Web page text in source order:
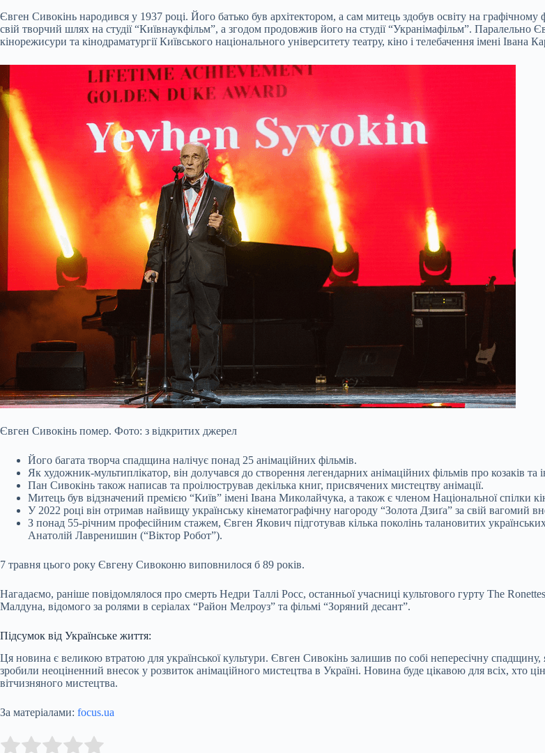
Євген Сивокінь народився у 1937 році. Його батько був архітектором, а сам митець здобув освіту на
свій творчий шлях на студії “Київнаукфільм”, а згодом продовжив його на студії “Укранімафільм”.
кінорежисури та кінодраматургії Київського національного університету театру, кіно і телебачення імені Івана
Євген Сивокінь помер. Фото: з відкритих джерел
Його багата творча спадщина налічує понад 25 анімаційних фільмів.
Як художник-мультиплікатор, він долучався до створення легендарних анімаційних фільмів про козаків та
Пан Сивокінь також написав та проілюстрував декілька книг, присвячених мистецтву анімації.
Митець був відзначений премією “Київ” імені Івана Миколайчука, а також є членом Національної спілки
У 2022 році він отримав найвищу українську кінематографічну нагороду “Золота Дзиґа” за свій вагомий
З понад 55-річним професійним стажем, Євген Якович підготував кілька поколінь талановитих
Анатолій Лавренишин (“Віктор Робот”).
7 травня цього року Євгену Сивоконю виповнилося б 89 років.
Нагадаємо, раніше повідомлялося про смерть Недри Таллі Росс, останньої учасниці культового гурту The
Малдуна, відомого за ролями в серіалах “Район Мелроуз” та фільмі “Зоряний десант”.
Підсумок від Українське життя:
Ця новина є великою втратою для української культури. Євген Сивокінь залишив по собі непересічну спадщину,
зробили неоціненний внесок у розвиток анімаційного мистецтва в Україні. Новина буде цікавою для всіх, хто
вітчизняного мистецтва.
За матеріалами: focus.ua
Rate this item: